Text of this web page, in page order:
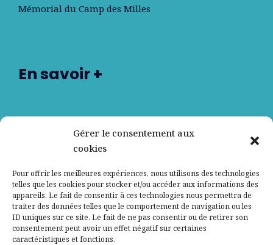
Gérer le consentement aux
cookies
Pour offrir les meilleures expériences, nous utilisons des technologies
telles que les cookies pour stocker et/ou accéder aux informations des
appareils. Le fait de consentir à ces technologies nous permettra de
traiter des données telles que le comportement de navigation ou les
ID uniques sur ce site. Le fait de ne pas consentir ou de retirer son
consentement peut avoir un effet négatif sur certaines
caractéristiques et fonctions.
Mémorial du Camp des Milles
En savoir +
Contactez-nous
Mentions légales